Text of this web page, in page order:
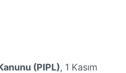
(PIPL), 1 Kasım